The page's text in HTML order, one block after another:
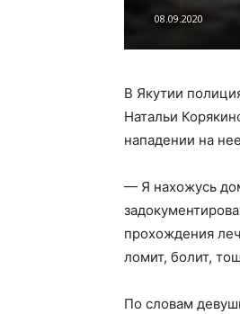
08.09.2020
В Якутии
Натальи
нападении на
— Я нахожусь
прохождения
ломит, болит,
По словам